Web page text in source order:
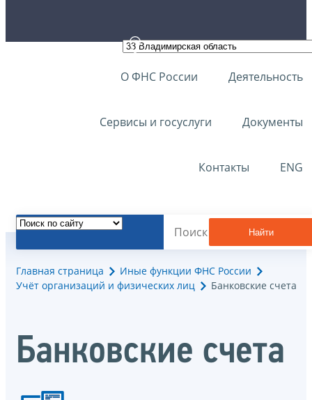
О ФНС России Деятельность
Сервисы и госуслуги Документы
Контакты ENG
Найти
Главная страница
Иные функции ФНС России
Учёт организаций и физических лиц
Банковские счета
Банковские счета